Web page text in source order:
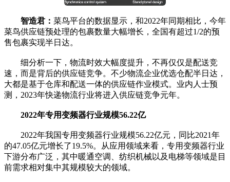
智造君： 菜鸟平台的数据显示，和2022年同期相比，今年
菜鸟供应链预处理的包裹数量大幅增长，全国有超过1/2的预
售包裹实现半日达。
细分析一下，物流时效大幅度提升，不再仅仅是配送竞
速，而是背后的供应链竞争。不少物流企业优选仓配半日达，
大都是基于仓库和配送一体的供应链作业模式。业内人士预
测，2023年快递物流行业将进入供应链竞争元年。
2022年专用变频器行业规模56.22亿
2022年我国专用变频器行业规模56.22亿元，同比2021年
的47.05亿元增长了19.5%。从应用领域来看，专用变频器行业
下游分布广泛，其中暖通空调、纺织机械以及电梯等领域是目
前需求相对集中其规模较大的领域。